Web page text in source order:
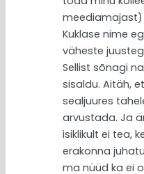
meediamajast)
Kuklase nime
väheste
Sellist sõnagi
sisaldu. Aitäh,
sealjuures
arvustada. Ja
isiklikult ei tea,
erakonna
ma nüüd ka ei